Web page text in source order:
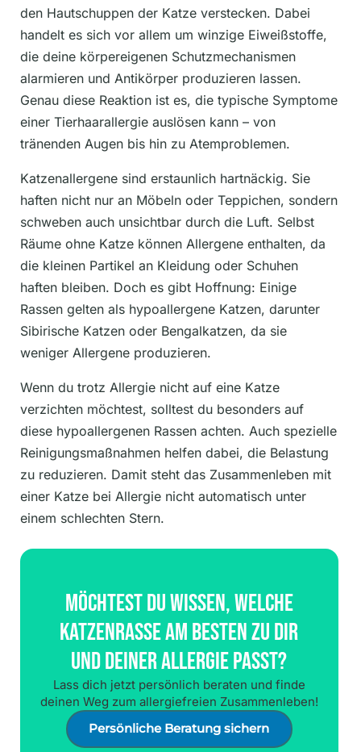
den Hautschuppen der Katze verstecken. Dabei
handelt es sich vor allem um winzige Eiweißstoffe,
die deine körpereigenen Schutzmechanismen
alarmieren und Antikörper produzieren lassen.
Genau diese Reaktion ist es, die typische Symptome
einer Tierhaarallergie auslösen kann – von
tränenden Augen bis hin zu Atemproblemen.
Katzenallergene sind erstaunlich hartnäckig. Sie
haften nicht nur an Möbeln oder Teppichen, sondern
schweben auch unsichtbar durch die Luft. Selbst
Räume ohne Katze können Allergene enthalten, da
die kleinen Partikel an Kleidung oder Schuhen
haften bleiben. Doch es gibt Hoffnung: Einige
Rassen gelten als hypoallergene Katzen, darunter
Sibirische Katzen oder Bengalkatzen, da sie
weniger Allergene produzieren.
Wenn du trotz Allergie nicht auf eine Katze
verzichten möchtest, solltest du besonders auf
diese hypoallergenen Rassen achten. Auch spezielle
Reinigungsmaßnahmen helfen dabei, die Belastung
zu reduzieren. Damit steht das Zusammenleben mit
einer Katze bei Allergie nicht automatisch unter
einem schlechten Stern.
Möchtest Du Wissen, Welche
Katzenrasse Am Besten Zu Dir
Und Deiner Allergie Passt?
Lass dich jetzt persönlich beraten und finde
deinen Weg zum allergiefreien Zusammenleben!
Persönliche Beratung sichern